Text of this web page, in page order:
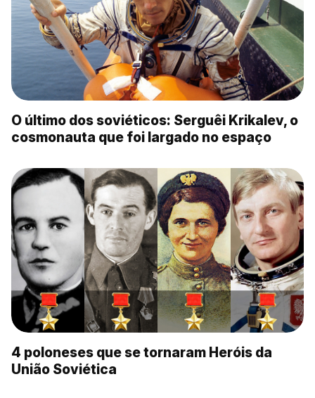
O último dos soviéticos: Serguêi Krikalev, o
cosmonauta que foi largado no espaço
4 poloneses que se tornaram Heróis da
União Soviética